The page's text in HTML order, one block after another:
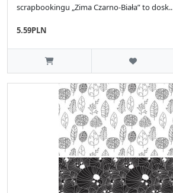
scrapbookingu „Zima Czarno-Biała” to dosk..
5.59PLN